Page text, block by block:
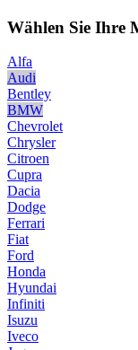
Wählen Sie Ihre
Alfa
Audi
Bentley
BMW
Chevrolet
Chrysler
Citroen
Cupra
Dacia
Dodge
Ferrari
Fiat
Ford
Honda
Hyundai
Infiniti
Isuzu
Iveco